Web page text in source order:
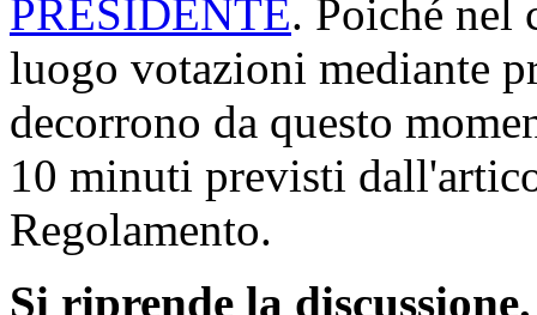
PRESIDENTE. Poiché nel
luogo votazioni mediante
decorrono da questo
10 minuti previsti
Regolamento.
Si riprende la discussione.